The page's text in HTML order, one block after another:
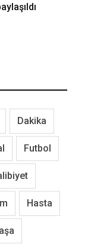
Dakika
Futbol
Hasta